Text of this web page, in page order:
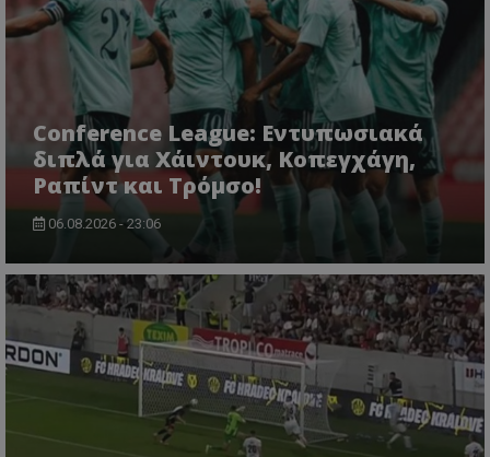
Conference League: Εντυπωσιακά
διπλά για Χάιντουκ, Κοπεγχάγη,
Ραπίντ και Τρόμσο!
06.08.2026 - 23:06